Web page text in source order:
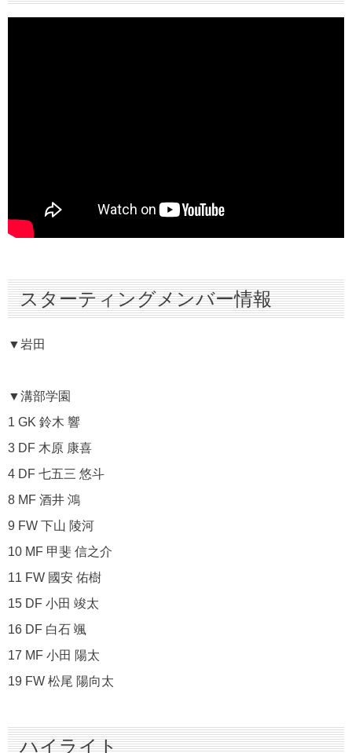
スターティングメンバー情報
▼岩田
▼溝部学園
1 GK 鈴木 響
3 DF 木原 康喜
4 DF 七五三 悠斗
8 MF 酒井 鴻
9 FW 下山 陵河
10 MF 甲斐 信之介
11 FW 國安 佑樹
15 DF 小田 竣太
16 DF 白石 颯
17 MF 小田 陽太
19 FW 松尾 陽向太
ハイライト